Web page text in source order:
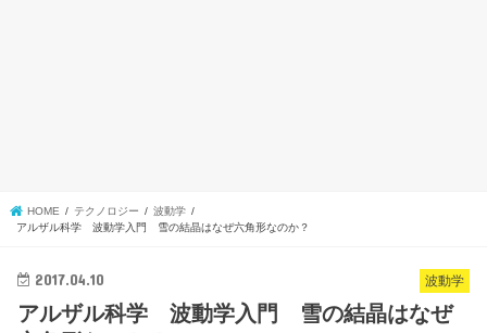
HOME テクノロジー
波動学
アルザル科学 波動学入門 雪の結晶はなぜ六角形なのか？
波動学
2017.04.10
アルザル科学 波動学入門 雪の結晶はなぜ